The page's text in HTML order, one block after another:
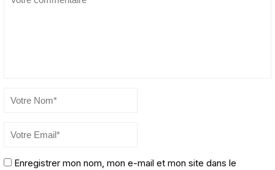
Enregistrer mon nom, mon e-mail et mon site dans le